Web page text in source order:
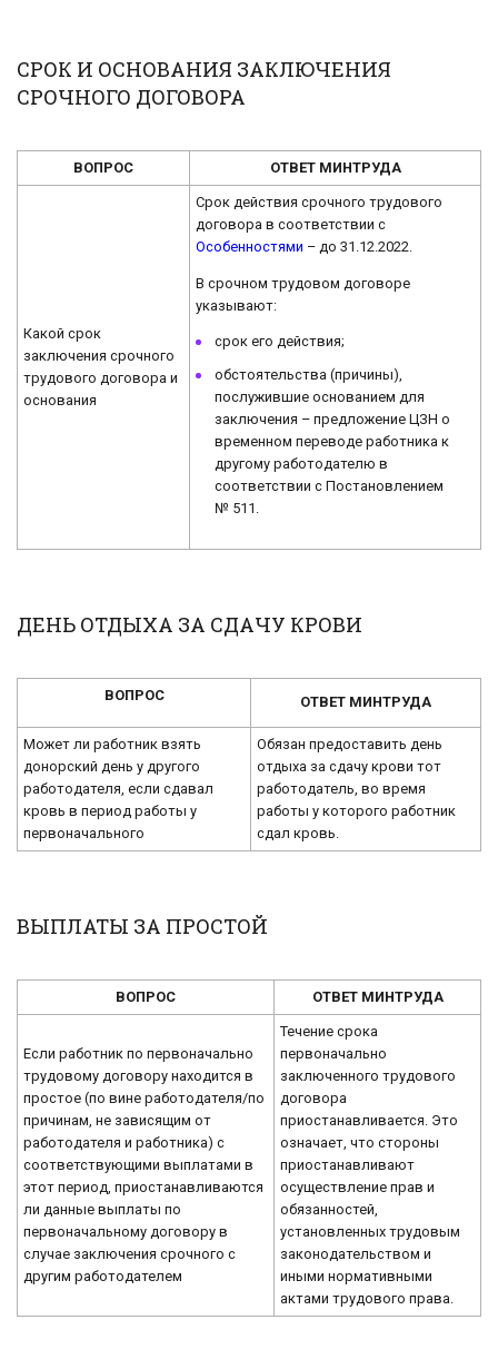
СРОК И ОСНОВАНИЯ ЗАКЛЮЧЕНИЯ
СРОЧНОГО ДОГОВОРА
ВОПРОС ОТВЕТ МИНТРУДА
Какой срок
заключения срочного
трудового договора и
основания
Срок действия срочного трудового
договора в соответствии с
Особенностями – до 31.12.2022.
В срочном трудовом договоре
указывают:
срок его действия;
обстоятельства (причины),
послужившие основанием для
заключения – предложение ЦЗН о
временном переводе работника к
другому работодателю в
соответствии с Постановлением
№ 511.
ДЕНЬ ОТДЫХА ЗА СДАЧУ КРОВИ
ВОПРОС ОТВЕТ МИНТРУДА
Может ли работник взять
донорский день у другого
работодателя, если сдавал
кровь в период работы у
первоначального
Обязан предоставить день
отдыха за сдачу крови тот
работодатель, во время
работы у которого работник
сдал кровь.
ВЫПЛАТЫ ЗА ПРОСТОЙ
ВОПРОС ОТВЕТ МИНТРУДА
Если работник по первоначально
трудовому договору находится в
простое (по вине работодателя/по
причинам, не зависящим от
работодателя и работника) с
соответствующими выплатами в
этот период, приостанавливаются
ли данные выплаты по
первоначальному договору в
случае заключения срочного с
другим работодателем
Течение срока
первоначально
заключенного трудового
договора
приостанавливается. Это
означает, что стороны
приостанавливают
осуществление прав и
обязанностей,
установленных трудовым
законодательством и
иными нормативными
актами трудового права.